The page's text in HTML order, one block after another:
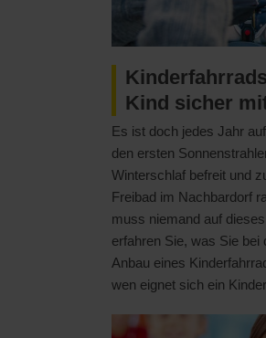
Kind sicher
Es ist doch jedes Jahr
den ersten
Winterschlaf befreit und
Freibad im Nachbardorf
muss niemand auf
erfahren Sie, was Sie bei
Anbau eines
wen eignet sich ein